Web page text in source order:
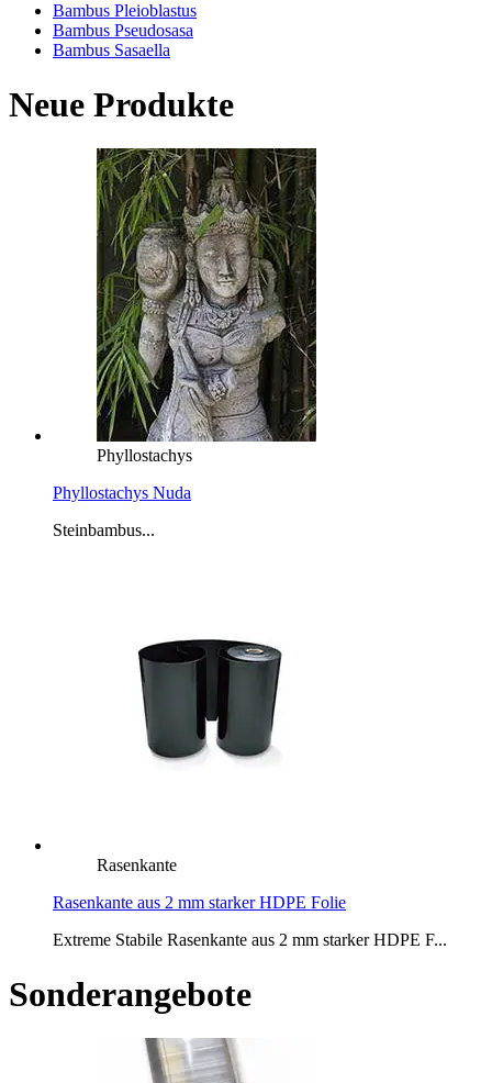
Bambus Pleioblastus
Bambus Pseudosasa
Bambus Sasaella
Neue Produkte
Phyllostachys
Phyllostachys Nuda
Steinbambus...
Rasenkante
Rasenkante aus 2 mm starker HDPE Folie
Extreme Stabile Rasenkante aus 2 mm starker HDPE F...
Sonderangebote